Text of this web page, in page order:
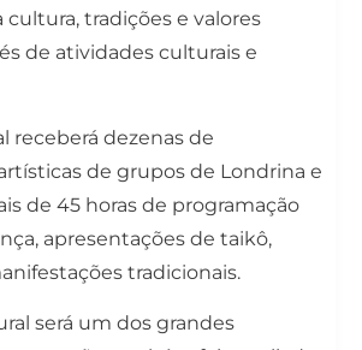
tradições e valores
de atividades culturais e
receberá dezenas de
de grupos de Londrina e
de 45 horas de programação
apresentações de taikô,
tradicionais.
será um dos grandes